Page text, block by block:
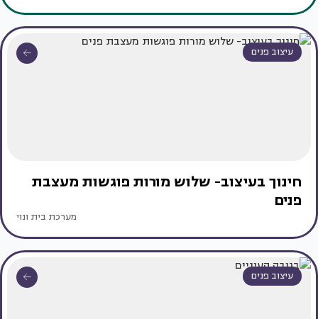
עיצוב פנים
חינוך בעיצוב- שלוש מורות פוגשות מעצבת
פנים
מערכת בית ונוי
עיצוב פנים